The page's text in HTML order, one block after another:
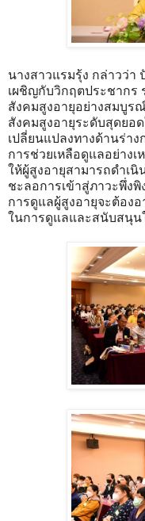
นางสาวแรมรุ้ง กล่าวว่า
เผชิญกับวิกฤตประชากร
สังคมสูงอายุอย่างสมบูร
สังคมสูงอายุระดับสุดยอ
เปลี่ยนแปลงทางด้านร่าง
การช่วยเหลือดูแลอย่าง
ให้ผู้สูงอายุสามารถดำเ
ชะลอการเข้าสู่ภาวะพึ่ง
การดูแลผู้สูงอายุจะต้อง
ในการดูแลและสนับสนุ